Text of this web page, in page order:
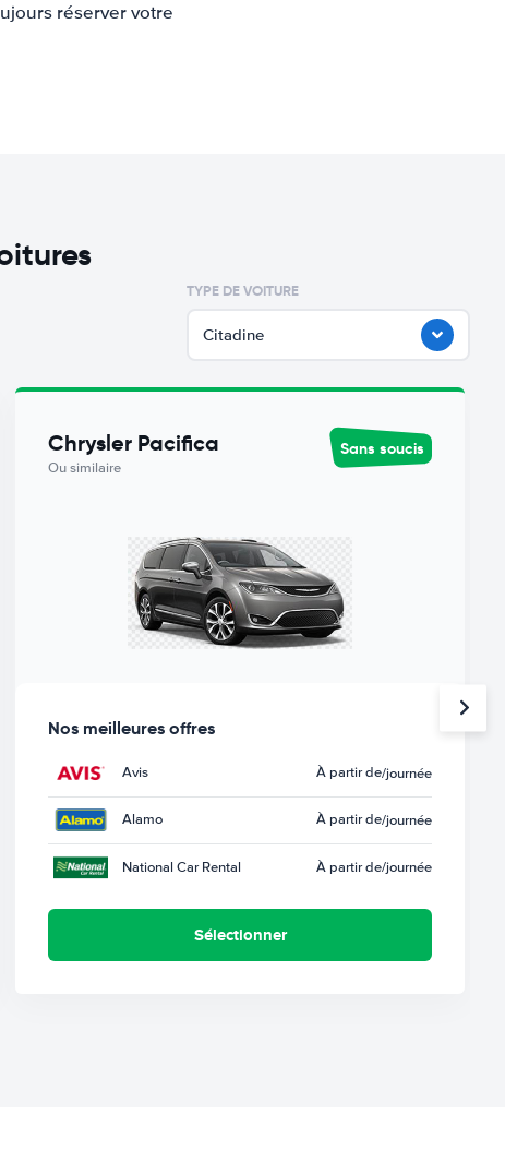
réserver votre
TYPE DE VOITURE
Citadine
Chrysler Pacifica
Ou similaire
Sans soucis
Nos meilleures offres
Avis À partir de/journée
Alamo À partir de/journée
National Car Rental À partir de/journée
Sélectionner